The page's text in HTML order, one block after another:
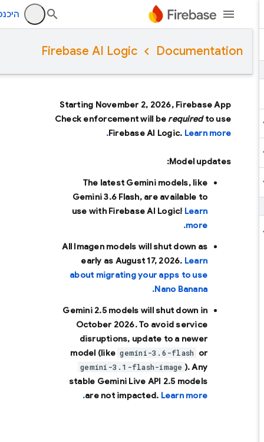
היכנס
Documentation
Firebase AI Logic
Starting November 2, 2026, Firebase App
Check enforcement will berequiredto use
Firebase AI Logic.Learn more.
Model updates:
The latest Gemini models, like
Gemini 3.6 Flash, are available to
use with Firebase AI Logic!Learn
more.
All Imagen models will shut down as
early asAugust 17, 2026.Learn
about migrating your apps to use
Nano Banana.
Gemini 2.5 models will shut down in
October 2026. To avoid service
disruptions, update to a newer
model (like gemini-3.6-flash or
gemini-3.1-flash-image ). Any
stable Gemini Live API 2.5 models
are not impacted.Learn more.